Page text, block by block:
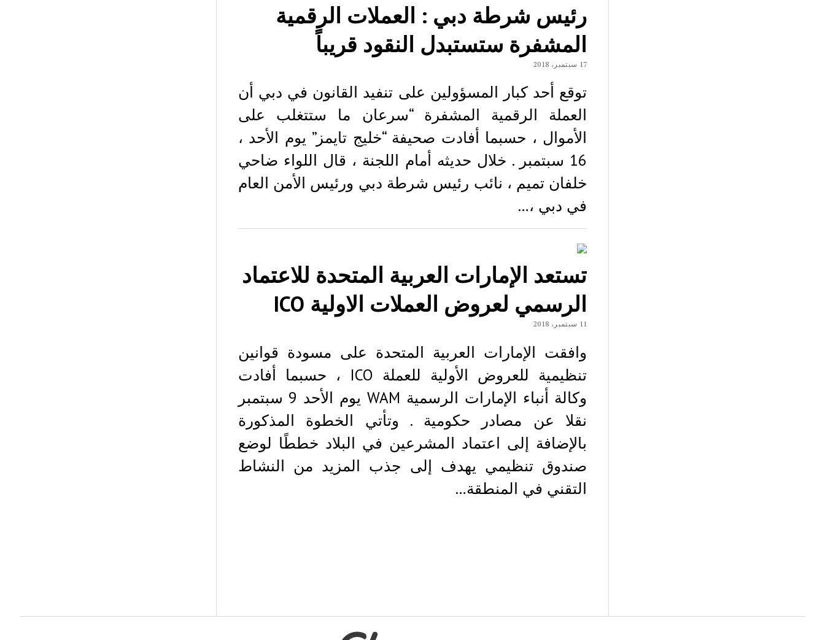
رئيس شرطة دبي : العملات الرقمية
المشفرة ستستبدل النقود قريباً
17 سبتمبر، 2018
توقع أحد كبار المسؤولين علی تنفيد القانون في دبي أن
العملة الرقمية المشفرة “سرعان ما ستتغلب علی
الأموال ، حسبما أفادت صحيفة “خليج تايمز” يوم الأحد ،
16 سبتمبر . خلال حديثه أمام اللجنة ، قال اللواء ضاحي
خلفان تميم ، نائب رئيس شرطة دبي ورئيس الأمن العام
في دبي ،…
تستعد الإمارات العربية المتحدة للاعتماد
الرسمي لعروض العملات الاولية ICO
11 سبتمبر، 2018
وافقت الإمارات العربية المتحدة على مسودة قوانين
تنظيمية للعروض الأولية للعملة ICO ، حسبما أفادت
وكالة أنباء الإمارات الرسمية WAM يوم الأحد 9 سبتمبر
نقلا عن مصادر حكومية . وتأتي الخطوة المذكورة
بالإضافة إلى اعتماد المشرعين في البلاد خططًا لوضع
صندوق تنظيمي يهدف إلى جذب المزيد من النشاط
التقني في المنطقة…